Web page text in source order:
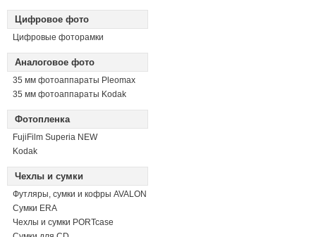
Цифровое фото
Цифровые фоторамки
Аналоговое фото
35 мм фотоаппараты Pleomax
35 мм фотоаппараты Kodak
Фотопленка
FujiFilm Superia NEW
Kodak
Чехлы и сумки
Футляры, сумки и кофры AVALON
Сумки ERA
Чехлы и сумки PORTcase